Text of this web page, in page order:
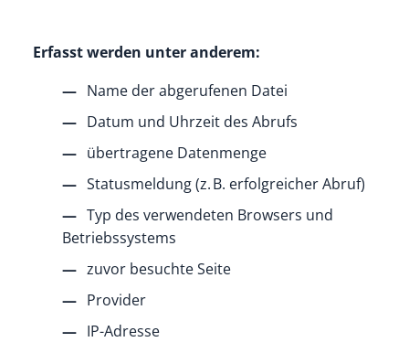
Erfasst werden unter anderem:
Name der abgerufenen Datei
Datum und Uhrzeit des Abrufs
übertragene Datenmenge
Statusmeldung (z. B. erfolgreicher Abruf)
Typ des verwendeten Browsers und
Betriebssystems
zuvor besuchte Seite
Provider
IP-Adresse